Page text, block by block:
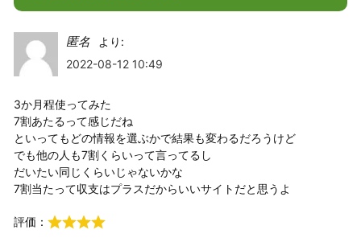
匿名
より:
2022-08-12 10:49
3か月程使ってみた
7割あたるって感じだね
といってもどの情報を選ぶかで結果も変わるだろうけど
でも他の人も7割くらいって言ってるし
だいたい同じくらいじゃないかな
7割当たって収支はプラスだからいいサイトだと思うよ
評価：